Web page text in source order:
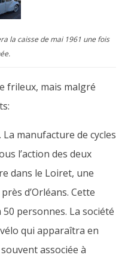
la caisse de mai 1961 une fois
frileux, mais malgré
. La manufacture de cycles
l’action des deux
dans le Loiret, une
d’Orléans. Cette
personnes. La société
qui apparaîtra en
associée à